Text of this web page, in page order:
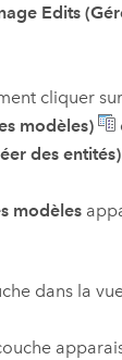
Edits
cliquer sur
modèles)
des entités)
modèles
dans la